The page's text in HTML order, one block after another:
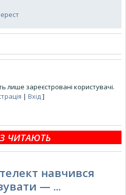
лише зареєстровані користувачі.
| Вхід]
ЧИТАЮТЬ
навчився
— ...